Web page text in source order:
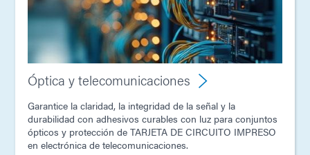
Óptica y telecomunicaciones
Garantice la claridad, la integridad de la señal y la
durabilidad con adhesivos curables con luz para conjuntos
ópticos y protección de TARJETA DE CIRCUITO IMPRESO
en electrónica de telecomunicaciones.